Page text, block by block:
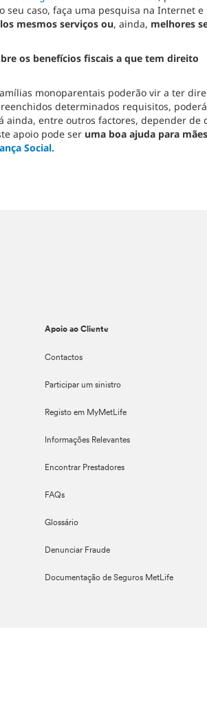
seu caso, faça uma pesquisa na Internet
mesmos serviços ou, ainda, melhores
os benefícios fiscais a que tem direito
monoparentais poderão vir a ter
determinados requisitos,
ainda, entre outros factores, depender
apoio pode ser uma boa ajuda para
Social.
Apoio ao Cliente
Contactos
Participar um sinistro
Registo em MyMetLife
Informações Relevantes
Encontrar Prestadores
FAQs
Glossário
Denunciar Fraude
Documentação de Seguros MetLife